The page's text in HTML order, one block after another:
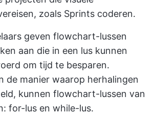
zoals Sprints coderen.
geven flowchart-lussen
aan die in een lus kunnen
om tijd te besparen.
de manier waarop herhalingen
kunnen flowchart-lussen van
for-lus en while-lus.